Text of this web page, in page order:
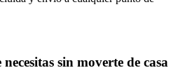
sin moverte de casa